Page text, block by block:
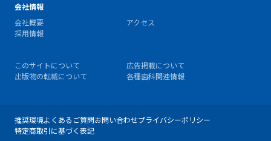
会社情報
会社概要
アクセス
採用情報
このサイトについて
広告掲載について
出版物の転載について
各種歯科関連情報
推奨環境よくあるご質問お問い合わせプライバシーポリシー
特定商取引に基づく表記